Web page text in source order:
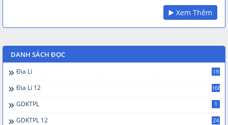
▶️ Xem Thêm
DANH SÁCH ĐỌC
Địa Lí 19
Địa Lí 12 168
GDKTPL 1
GDKTPL 12 24